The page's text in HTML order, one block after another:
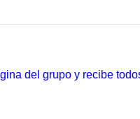
del grupo y recibe